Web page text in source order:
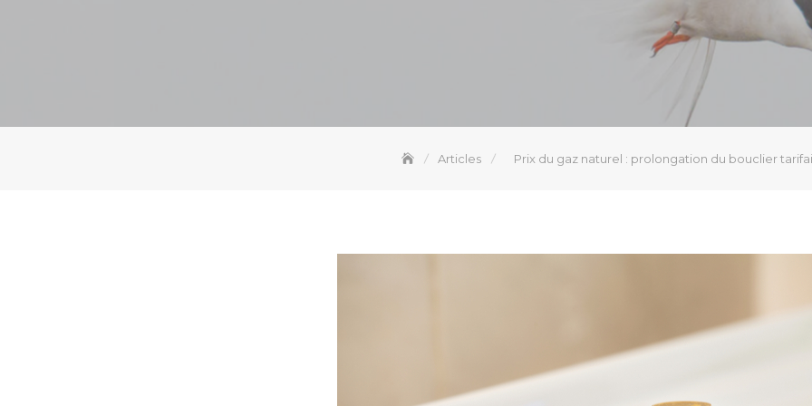
Articles Prix du gaz naturel : prolongation du bouclier